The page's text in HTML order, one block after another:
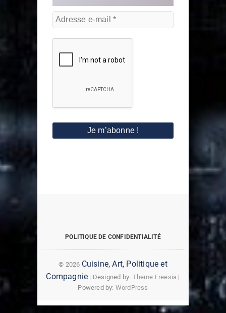
social
diaspora
pour
Cuisine,
Art,
politique
YouTube
Cuisine,
Art,
Politique
POLITIQUE DE CONFIDENTIALITÉ
© 2026 Cuisine, Art, Politique et
Compagnie | Designed by: Theme Freesia |
Powered by: WordPress